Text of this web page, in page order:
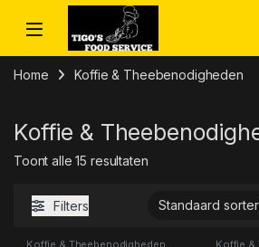
Skip to navigation
Skip to content
Home Koffie & Theebenodigheden
Koffie &
Toont alle 15 resultaten
Filters
Koffie & Theebenodigheden, Koffie &